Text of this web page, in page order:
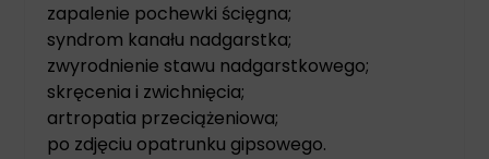
zapalenie pochewki ścięgna;
syndrom kanału nadgarstka;
zwyrodnienie stawu nadgarstkowego;
skręcenia i zwichnięcia;
artropatia przeciążeniowa;
po zdjęciu opatrunku gipsowego.